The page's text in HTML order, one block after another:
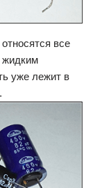
все
жидким
уже лежит в